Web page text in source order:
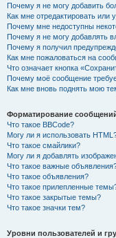
Почему я не могу добавить
Как мне отредактировать или
Почему мне недоступны
Почему я не могу добавлять
Почему я получил
Как мне пожаловаться на
Что означает кнопка
Почему моё сообщение
Как мне вновь поднять мою
Форматирование
Что такое BBCode?
Могу ли я использовать
Что такое смайлики?
Могу ли я добавлять
Что такое важные
Что такое объявления?
Что такое прилепленные
Что такое закрытые темы?
Что такое значки тем?
Уровни пользователей и